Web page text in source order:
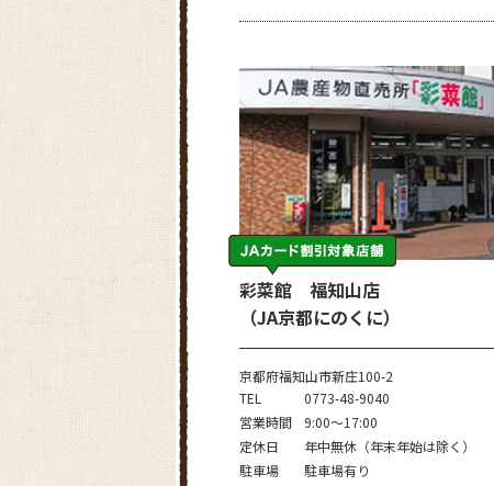
彩菜館 福知山店
（JA京都にのくに）
京都府福知山市新庄100-2
TEL
0773-48-9040
営業時間
9:00～17:00
定休日
年中無休（年末年始は除く）
駐車場
駐車場有り